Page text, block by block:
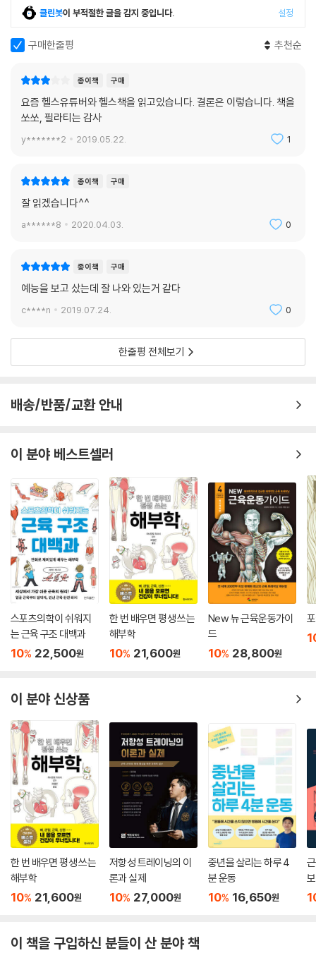
｜어깨｜
어깨 운동 프로그램 2 : 정교하고 선명하게 삼각근의 분리도를 높이는 운
어깨 운동 프로그램 3 : 키우기 어려운 후면삼각근을 확장시키는 운동
어깨 운동 프로그램 4 : 최강의 볼륨감을 만드는 운동
어깨 운동 프로그램 5 : 어깨 근육을 섬세하게 조각하는 운동
｜가슴｜
가슴 운동 프로그램 3 : 밑 가슴 라인을 선명하게 만드는 운동
가슴 운동 프로그램 4 : 윗 가슴부터 차오르는 최강 볼륨 업 운동
가슴 운동 프로그램 5 : 탄탄하게 모아진 가슴을 만드는 운동
등 운동 프로그램 2 : 성난 코브라처럼 등의 옆 사이즈를 늘리는 운동
등 운동 프로그램 3 : 비포장도로같이 등 상부의 밋밋함을 없애는 운동
등 운동 프로그램 4 : 탄탄하고 길게 뻗어 내린 등 하부를 만드는 운동
｜하체｜
하체 운동 프로그램 1 : 남성미를 업그레이드시키는 하체 근육 확장 운동
하체 운동 프로그램 4 : 탄력적인 힙 라인으로 매력적인 뒤태를 완성하는
｜팔｜
팔 운동 프로그램 1 : 터질 듯 꽉 찬 매력, 삼두근을 확장시키는 운동
팔 운동 프로그램 2 : 말발굽 모양의 삼두근을 만드는 운동
팔 운동 프로그램 3 : 민소매도 자신 있게! 이두근을 확장시키는 운동
팔 운동 프로그램 4 : 이두근의 선명도를 높이는 운동
팔 운동 프로그램 5 : 강하고 선명하게 갈라지는 전완부를 만드는 운동
｜복부｜
복부 운동 프로그램 1 : 하복부의 윤곽을 살리는 운동
복부 운동 프로그램 2 : 상복부의 윤곽을 살리는 운동
복부 운동 프로그램 3 : 복근 하나하나가 두툼하게 도드라지도록 만드는
운동
복부 운동 프로그램 4 : 복근을 섬세하게 조각해 선명도를 높이는 운동
복부 운동 프로그램 5 : 군살 없는 빗살 모양의 옆구리를 만드는 운동
클린봇이 부적절한 글을 감지 중입니다. 설정
구매한줄평 추천순
종이책 구매
요즘 헬스유튜버와 헬스책을 읽고있습니다. 결론은 이렇습니다. 책을
쏘쏘, 필라티는 감사
y*******2 2019.05.22. 1
종이책 구매
잘 읽겠습니다^^
a******8 2020.04.03. 0
종이책 구매
예능을 보고 샀는데 잘 나와 있는거 같다
c****n 2019.07.24. 0
한줄평 전체보기
배송/반품/교환 안내
이 분야 베스트셀러
스포츠의학이 쉬워지
는 근육 구조 대백과
10% 22,500원
한 번 배우면 평생 쓰는
해부학
10% 21,600원
New 뉴 근육운동가이
드
10% 28,800원
이 분야 신상품
한 번 배우면 평생 쓰는
해부학
10% 21,600원
저항성 트레이닝의 이
론과 실제
10% 27,000원
중년을 살리는 하루 4
분 운동
10% 16,650원
이 책을 구입하신 분들이 산 분야 책